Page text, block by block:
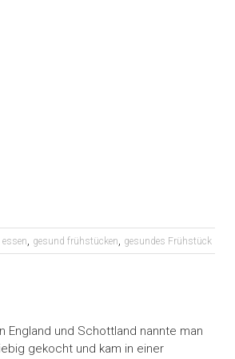
, gesund frühstücken, gesundes Frühstück
England und Schottland nannte man
gekocht und kam in einer